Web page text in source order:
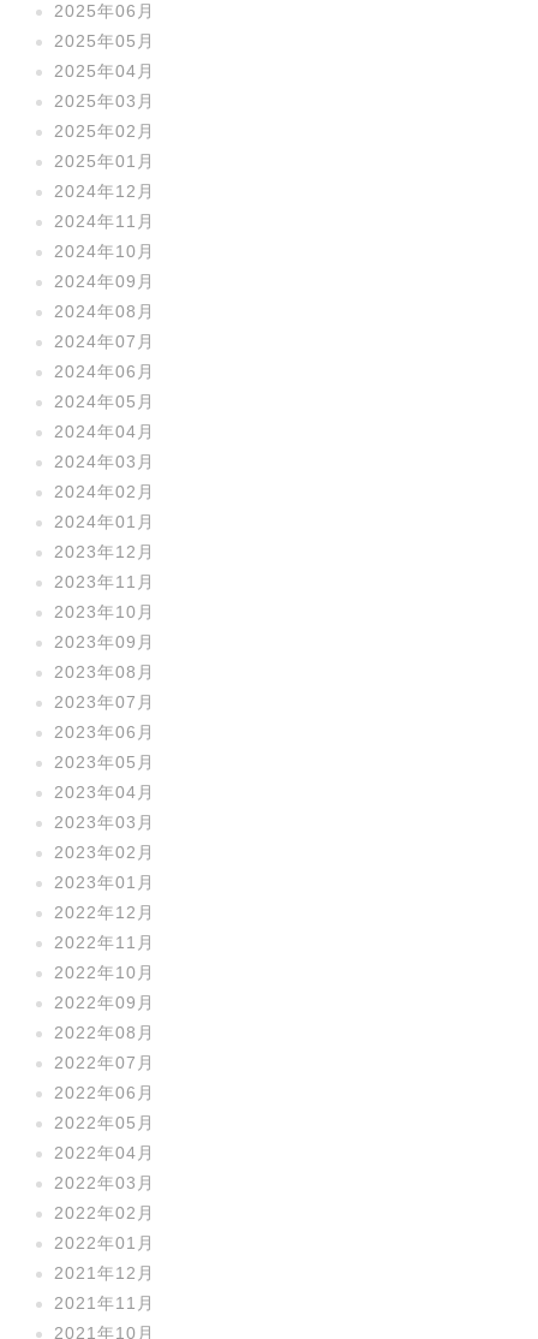
2025年06月
2025年05月
2025年04月
2025年03月
2025年02月
2025年01月
2024年12月
2024年11月
2024年10月
2024年09月
2024年08月
2024年07月
2024年06月
2024年05月
2024年04月
2024年03月
2024年02月
2024年01月
2023年12月
2023年11月
2023年10月
2023年09月
2023年08月
2023年07月
2023年06月
2023年05月
2023年04月
2023年03月
2023年02月
2023年01月
2022年12月
2022年11月
2022年10月
2022年09月
2022年08月
2022年07月
2022年06月
2022年05月
2022年04月
2022年03月
2022年02月
2022年01月
2021年12月
2021年11月
2021年10月